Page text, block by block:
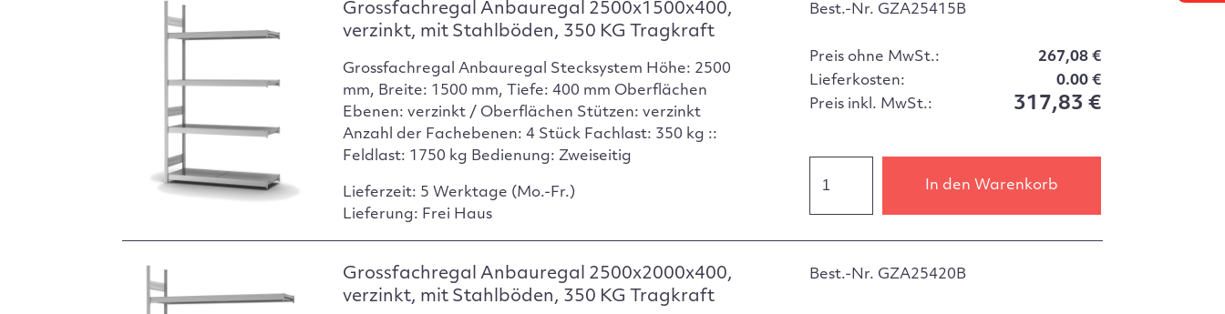
Grossfachregal Anbauregal 2500x1500x400,
verzinkt, mit Stahlböden, 350 KG Tragkraft
Grossfachregal Anbauregal Stecksystem Höhe: 2500
mm, Breite: 1500 mm, Tiefe: 400 mm Oberflächen
Ebenen: verzinkt / Oberflächen Stützen: verzinkt
Anzahl der Fachebenen: 4 Stück Fachlast: 350 kg ::
Feldlast: 1750 kg Bedienung: Zweiseitig
Lieferzeit: 5 Werktage (Mo.-Fr.)
Lieferung: Frei Haus
Best.-Nr. GZA25415B
Preis ohne MwSt.:
267,08 €
Lieferkosten:
0.00 €
Preis inkl. MwSt.:
317,83 €
In den Warenkorb
Grossfachregal Anbauregal 2500x2000x400,
verzinkt, mit Stahlböden, 350 KG Tragkraft
Best.-Nr. GZA25420B